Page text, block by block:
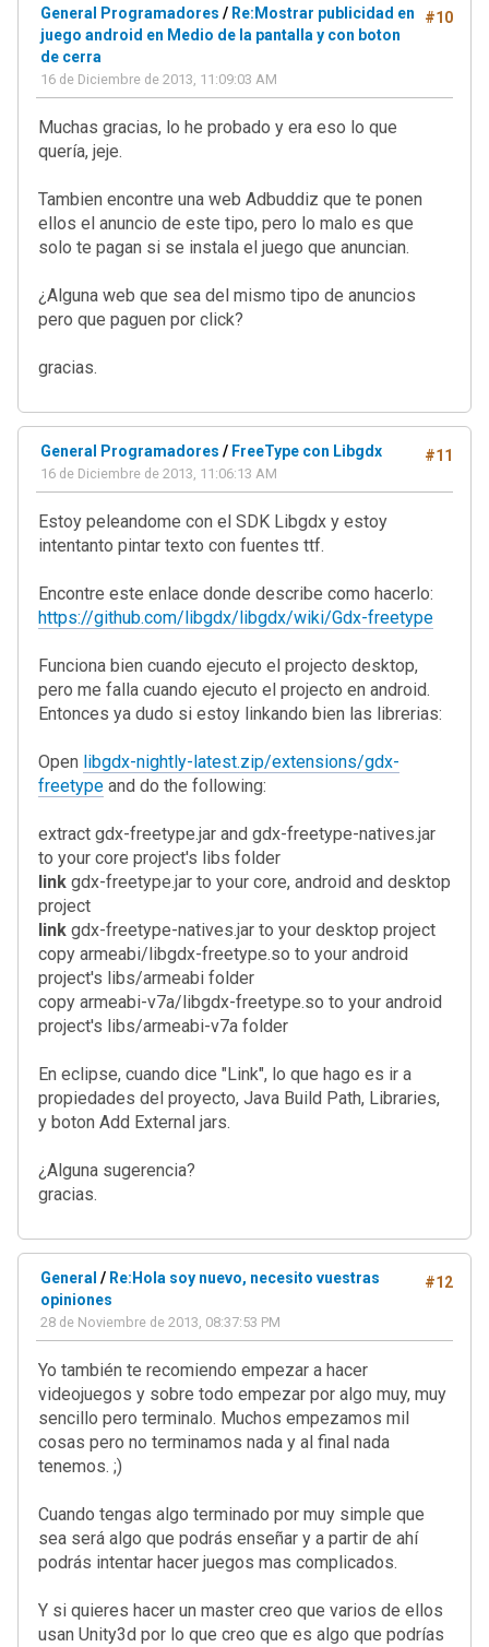
#10
General Programadores / Re:Mostrar publicidad en
juego android en Medio de la pantalla y con boton
de cerra
16 de Diciembre de 2013, 11:09:03 AM
Muchas gracias, lo he probado y era eso lo que
quería, jeje.
Tambien encontre una web Adbuddiz que te ponen
ellos el anuncio de este tipo, pero lo malo es que
solo te pagan si se instala el juego que anuncian.
¿Alguna web que sea del mismo tipo de anuncios
pero que paguen por click?
gracias.
#11
General Programadores / FreeType con Libgdx
16 de Diciembre de 2013, 11:06:13 AM
Estoy peleandome con el SDK Libgdx y estoy
intentanto pintar texto con fuentes ttf.
Encontre este enlace donde describe como hacerlo:
https://github.com/libgdx/libgdx/wiki/Gdx-freetype
Funciona bien cuando ejecuto el projecto desktop,
pero me falla cuando ejecuto el projecto en android.
Entonces ya dudo si estoy linkando bien las librerias:
Open libgdx-nightly-latest.zip/extensions/gdx-
freetype and do the following:
extract gdx-freetype.jar and gdx-freetype-natives.jar
to your core project's libs folder
link gdx-freetype.jar to your core, android and desktop
project
link gdx-freetype-natives.jar to your desktop project
copy armeabi/libgdx-freetype.so to your android
project's libs/armeabi folder
copy armeabi-v7a/libgdx-freetype.so to your android
project's libs/armeabi-v7a folder
En eclipse, cuando dice "Link", lo que hago es ir a
propiedades del proyecto, Java Build Path, Libraries,
y boton Add External jars.
¿Alguna sugerencia?
gracias.
#12
General / Re:Hola soy nuevo, necesito vuestras
opiniones
28 de Noviembre de 2013, 08:37:53 PM
Yo también te recomiendo empezar a hacer
videojuegos y sobre todo empezar por algo muy, muy
sencillo pero terminalo. Muchos empezamos mil
cosas pero no terminamos nada y al final nada
tenemos. ;)
Cuando tengas algo terminado por muy simple que
sea será algo que podrás enseñar y a partir de ahí
podrás intentar hacer juegos mas complicados.
Y si quieres hacer un master creo que varios de ellos
usan Unity3d por lo que creo que es algo que podrías